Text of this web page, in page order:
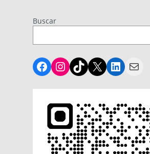
Buscar
Facebook
Instagram
TikTok
X LinkedIn
Mail